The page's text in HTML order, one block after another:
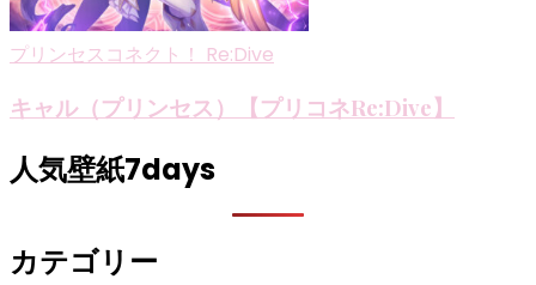
プリンセスコネクト！ Re:Dive
キャル（プリンセス）【プリコネRe:Dive】
人気壁紙7days
カテゴリー